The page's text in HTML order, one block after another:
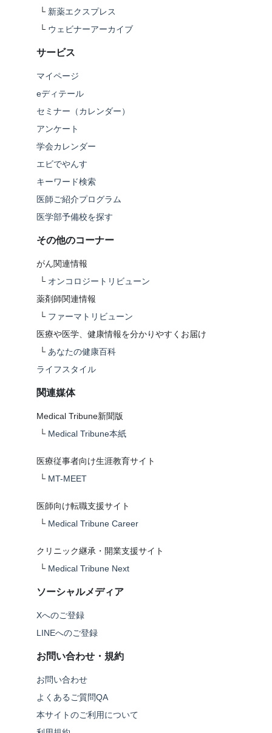
└ 新薬エクスプレス
└ ウェビナーアーカイブ
サービス
マイページ
eディテール
セミナー（カレンダー）
アンケート
学会カレンダー
エビでやんす
キーワード検索
医師ご紹介プログラム
医学部予備校を探す
その他のコーナー
がん関連情報
└ オンコロジートリビューン
薬剤師関連情報
└ ファーマトリビューン
医療や医学、健康情報を分かりやすくお届け
└ あなたの健康百科
ライフスタイル
関連媒体
Medical Tribune新聞版
└ Medical Tribune本紙
医療従事者向け生涯教育サイト
└ MT-MEET
医師向け転職支援サイト
└ Medical Tribune Career
クリニック継承・開業支援サイト
└ Medical Tribune Next
ソーシャルメディア
Xへのご登録
LINEへのご登録
お問い合わせ・規約
お問い合わせ
よくあるご質問QA
本サイトのご利用について